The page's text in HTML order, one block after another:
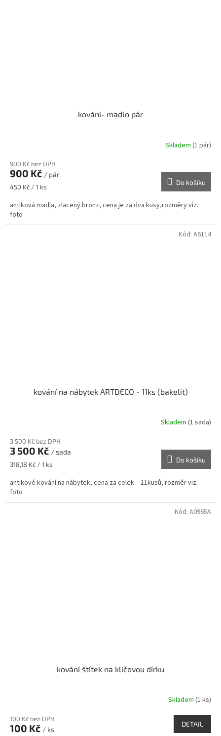
kování- madlo pár
Skladem (1 pár)
900 Kč bez DPH
900 Kč / pár
Měrná
450 Kč / 1 ks
Do košíku
antiková madla, zlacený bronz, cena je za dva kusy,rozměry viz.
foto
kování na nábytek ARTDECO - 11ks (bakelit)
Skladem (1 sada)
3 500 Kč bez DPH
3 500 Kč / sada
Měrná
318,18 Kč / 1 ks
Do košíku
antikové kování na nábytek, cena za celek - 11kusů, rozměr viz.
foto
Kód: A6114
kování štítek na klíčovou dírku
Skladem (1 ks)
100 Kč bez DPH
100 Kč / ks
DETAIL
Kód: A0965A